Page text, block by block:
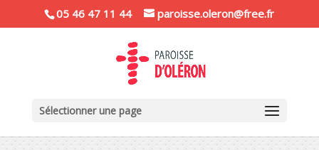
05 46 47 11 44 paroisse.oleron@free.fr
Sélectionner une page